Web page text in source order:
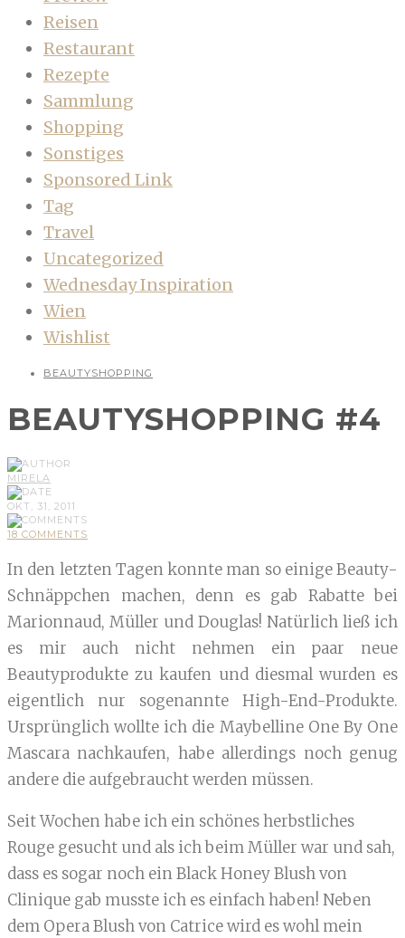
Reisen
Restaurant
Rezepte
Sammlung
Shopping
Sonstiges
Sponsored Link
Tag
Travel
Uncategorized
Wednesday Inspiration
Wien
Wishlist
BEAUTYSHOPPING
BEAUTYSHOPPING #4
MIRELA
OKT, 31, 2011
18 COMMENTS
In den letzten Tagen konnte man so einige Beauty-
Schnäppchen machen, denn es gab Rabatte bei
Marionnaud, Müller und Douglas! Natürlich ließ ich
es mir auch nicht nehmen ein paar neue
Beautyprodukte zu kaufen und diesmal wurden es
eigentlich nur sogenannte High-End-Produkte.
Ursprünglich wollte ich die Maybelline One By One
Mascara nachkaufen, habe allerdings noch genug
andere die aufgebraucht werden müssen.
Seit Wochen habe ich ein schönes herbstliches
Rouge gesucht und als ich beim Müller war und sah,
dass es sogar noch ein Black Honey Blush von
Clinique gab musste ich es einfach haben! Neben
dem Opera Blush von Catrice wird es wohl mein